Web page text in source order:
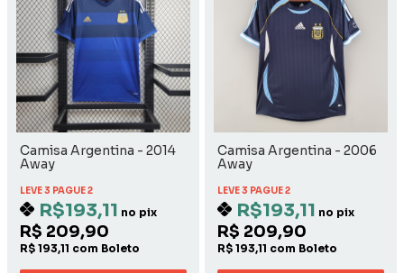
Camisa Argentina - 2014
Away
LEVE 3 PAGUE 2
R$193,11 no pix
R$ 209,90
R$ 193,11 com Boleto
Camisa Argentina - 2006
Away
LEVE 3 PAGUE 2
R$193,11 no pix
R$ 209,90
R$ 193,11 com Boleto